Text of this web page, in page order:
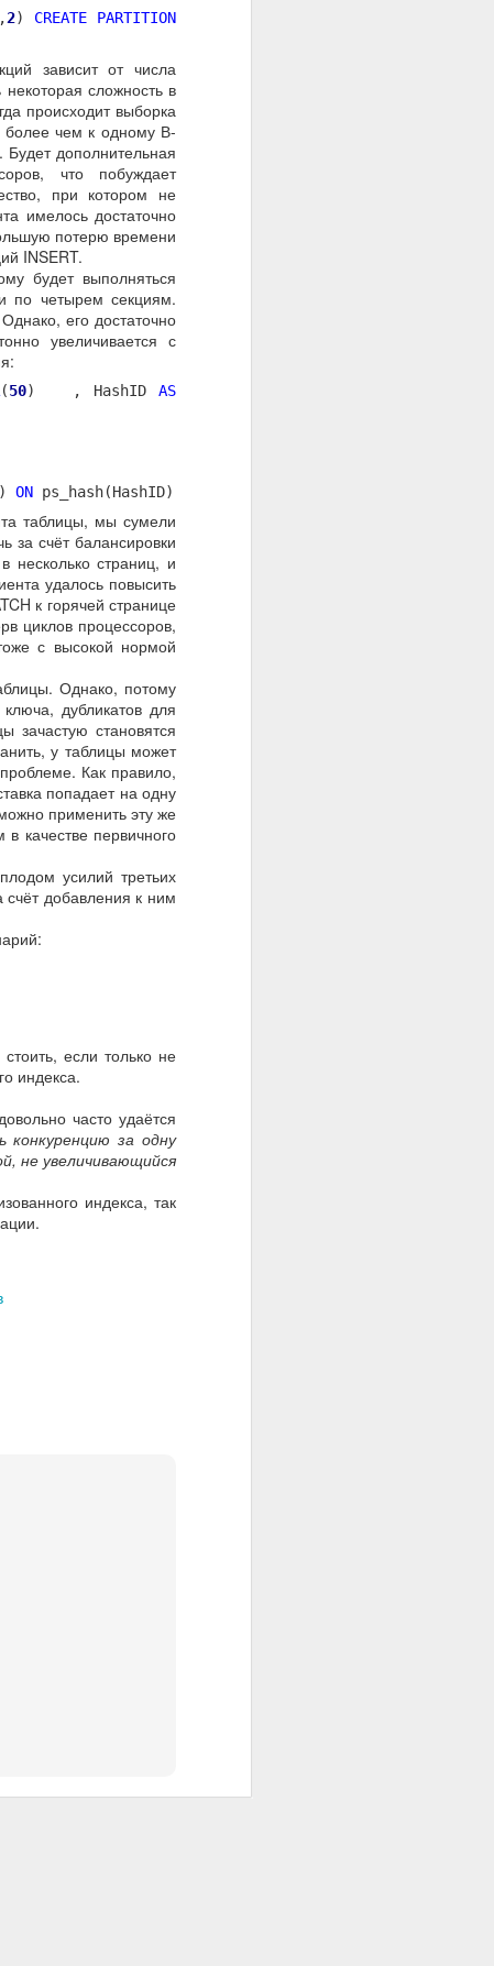
,2) CREATE PARTITION
зависит от числа
сложность в
происходит выборка
более чем к одному В-
дополнительная
что побуждает
при котором не
имелось достаточно
потерю времени
INSERT.
будет выполняться
по четырем секциям.
его достаточно
увеличивается с
(50) , HashIDAS
ON ps_hash(HashID)
таблицы, мы сумели
за счёт балансировки
несколько страниц, и
удалось повысить
к горячей странице
циклов процессоров,
с высокой нормой
Однако, потому
дубликатов для
зачастую становятся
у таблицы может
Как правило,
попадает на одну
применить эту же
качестве первичного
усилий третьих
добавления к ним
если только не
индекса.
часто удаётся
конкуренцию за одну
не увеличивающийся
индекса, так